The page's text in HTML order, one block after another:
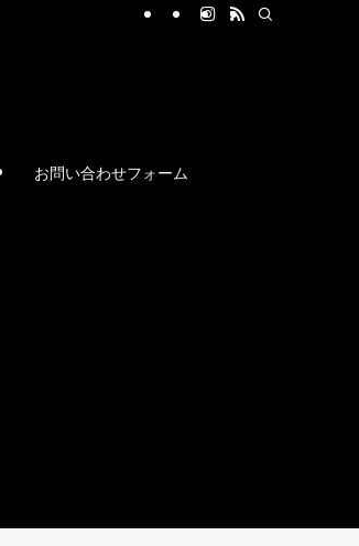
お問い合わせフォーム